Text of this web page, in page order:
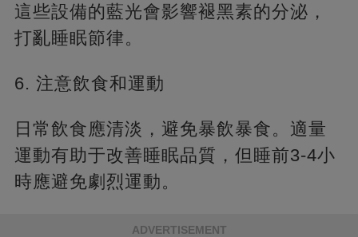
這些設備的藍光會影響褪黑素的分泌，
打亂睡眠節律。
6. 注意飲食和運動
日常飲食應清淡，避免暴飲暴食。適量
運動有助于改善睡眠品質，但睡前3-4小
時應避免劇烈運動。
ADVERTISEMENT